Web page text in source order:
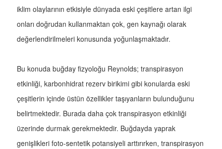
iklim olaylarının etkisiyle dünyada eski çeşitlere artan ilgi
onları doğrudan kullanmaktan çok, gen kaynağı olarak
değerlendirilmeleri konusunda yoğunlaşmaktadır.
Bu konuda buğday fizyoloğu Reynolds; transpirasyon
etkinliği, karbonhidrat rezerv birikimi gibi konularda eski
çeşitlerin içinde üstün özellikler taşıyanların bulunduğunu
belirtmektedir. Burada daha çok transpirasyon etkinliği
üzerinde durmak gerekmektedir. Buğdayda yaprak
genişlikleri foto-sentetik potansiyeli arttırırken, transpirasyon